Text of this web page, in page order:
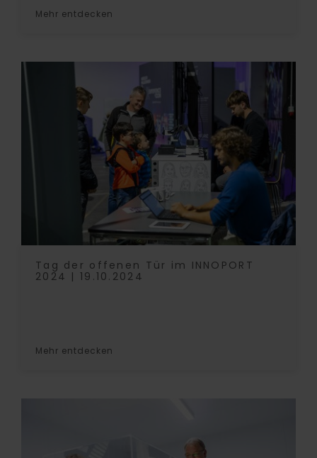
Mehr entdecken
Tag der offenen Tür im INNOPORT
2024 | 19.10.2024
Mehr entdecken